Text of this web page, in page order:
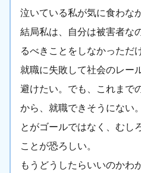
泣いている私が気に食わな
結局私は、自分は被害者な
るべきことをしなかっただ
就職に失敗して社会のレー
避けたい。でも、これまで
から、就職できそうにない
とがゴールではなく、むし
ことが恐ろしい。
もうどうしたらいいのかわ